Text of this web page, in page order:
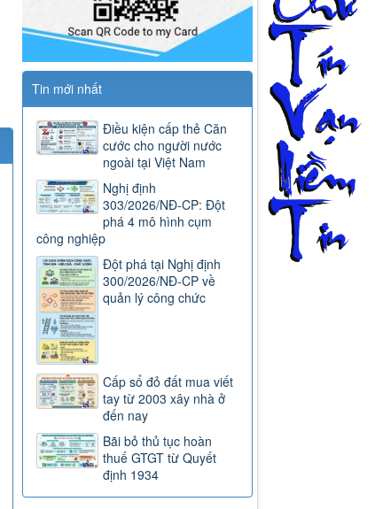
Tin mới nhất
Điều kiện cấp thẻ Căn
cước cho người nước
ngoài tại Việt Nam
Nghị định
303/2026/NĐ-CP: Đột
phá 4 mô hình cụm
công nghiệp
Đột phá tại Nghị định
300/2026/NĐ-CP về
quản lý công chức
Cấp sổ đỏ đất mua viết
tay từ 2003 xây nhà ở
đến nay
Bãi bỏ thủ tục hoàn
thuế GTGT từ Quyết
định 1934